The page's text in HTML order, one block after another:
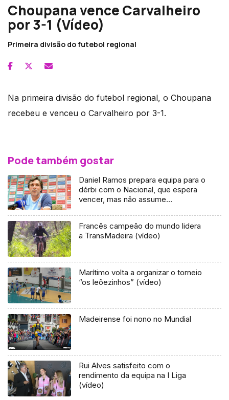
Choupana vence Carvalheiro
por 3-1 (Vídeo)
Primeira divisão do futebol regional
Na primeira divisão do futebol regional, o Choupana
recebeu e venceu o Carvalheiro por 3-1.
Pode também gostar
Daniel Ramos prepara equipa para o
dérbi com o Nacional, que espera
vencer, mas não assume
Francês campeão do mundo lidera
a TransMadeira (vídeo)
Marítimo volta a organizar o torneio
“os leõezinhos” (vídeo)
Madeirense foi nono no Mundial
Rui Alves satisfeito com o
rendimento da equipa na I Liga
(vídeo)